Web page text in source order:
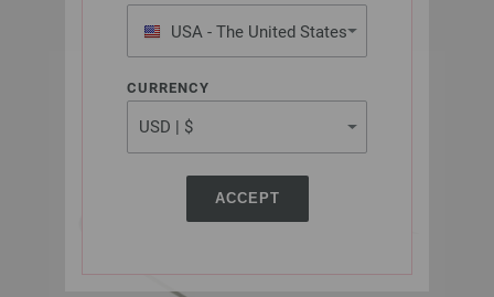
USA - The United States
of America
CURRENCY
ACCEPT